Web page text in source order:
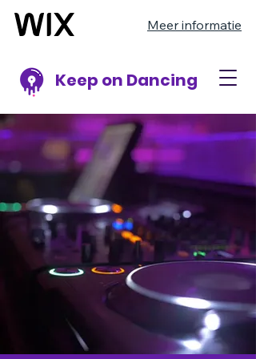
Meer informatie